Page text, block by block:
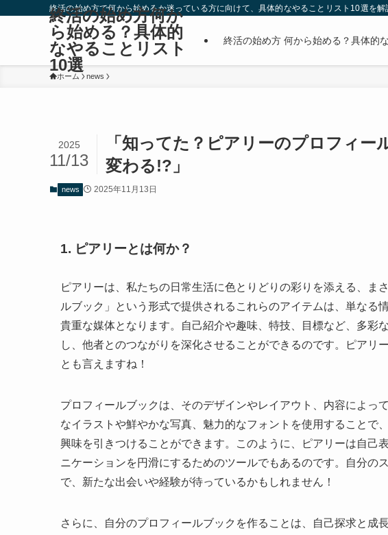
終活の始め方で何から始めるか迷っている方に向けて、具体的なやることリスト10選を
終活の始め方何か
ら始める？具体的
なやることリスト
10選
終活の始め方 何から始める？具体的
ホーム news
「知ってた？ピアリーのプロフィ
変わる!?」
2025
11/13
news 2025年11月13日
1. ピアリーとは何か？
ピアリーは、私たちの日常生活に色とりどりの彩りを添える、ま
ルブック」という形式で提供されるこれらのアイテムは、単なる
貴重な媒体となります。自己紹介や趣味、特技、目標など、多彩
し、他者とのつながりを深化させることができるのです。ピアリ
とも言えますね！
プロフィールブックは、そのデザインやレイアウト、内容によっ
なイラストや鮮やかな写真、魅力的なフォントを使用することで
興味を引きつけることができます。このように、ピアリーは自己
ニケーションを円滑にするためのツールでもあるのです。自分の
で、新たな出会いや経験が待っているかもしれません！
さらに、自分のプロフィールブックを作ることは、自己探求と成